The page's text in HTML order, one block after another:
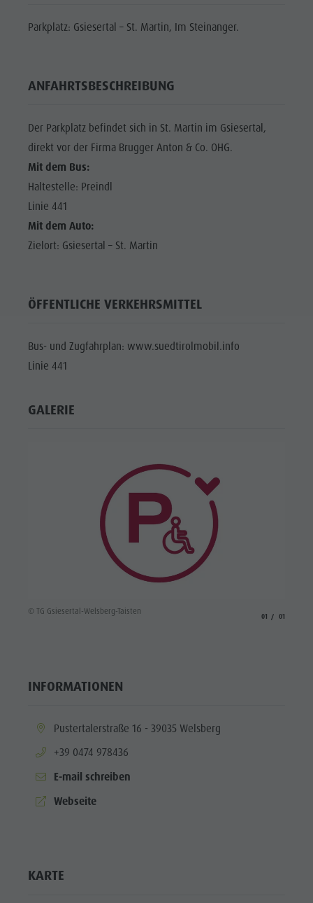
EVENTS
Südtirol
Events
Parkplatz: Gsiesertal – St. Martin, Im Steinanger.
ANFAHRTSBESCHREIBUNG
Der Parkplatz befindet sich in St. Martin im Gsiesertal,
direkt vor der Firma Brugger Anton & Co. OHG.
Mit dem Bus:
Haltestelle: Preindl
Linie 441
Mit dem Auto:
Zielort: Gsiesertal – St. Martin
ÖFFENTLICHE VERKEHRSMITTEL
Bus- und Zugfahrplan: www.suedtirolmobil.info
Linie 441
GALERIE
© TG Gsiesertal-Welsberg-Taisten
01 01
INFORMATIONEN
aria.location:
Pustertalerstraße 16 - 39035 Welsberg
aria.phone:
+39 0474 978436
E-mail schreiben
aria.website:
Webseite
KARTE